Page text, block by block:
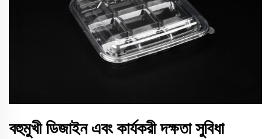
বহুমুখী ডিজাইন এবং কার্যকরী দক্ষতা সুবিধা